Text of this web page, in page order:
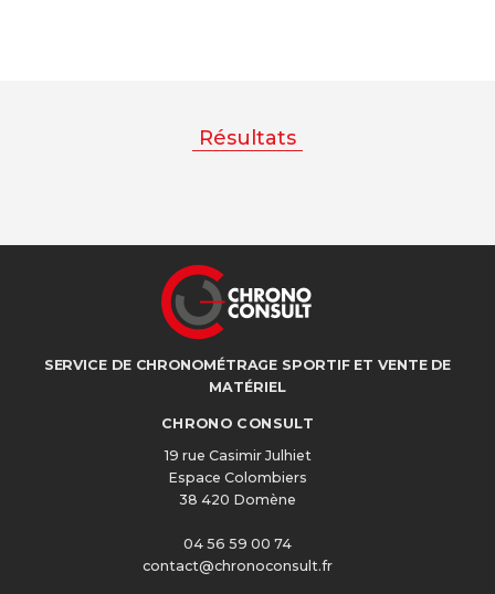
Résultats
SERVICE DE CHRONOMÉTRAGE SPORTIF ET VENTE DE
MATÉRIEL
CHRONO CONSULT
19 rue Casimir Julhiet
Espace Colombiers
38 420 Domène
04 56 59 00 74
contact@chronoconsult.fr